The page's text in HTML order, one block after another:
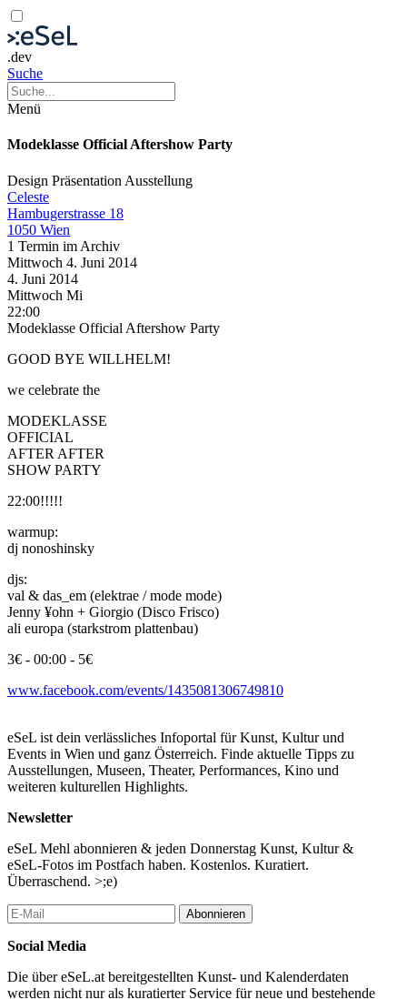
.dev
Suche
Menü
Modeklasse Official Aftershow Party
Design Präsentation Ausstellung
Celeste
Hambugerstrasse 18
1050 Wien
1 Termin im Archiv
Mittwoch 4. Juni 2014
4. Juni 2014
Mittwoch Mi
22:00
Modeklasse Official Aftershow Party
GOOD BYE WILLHELM!
we celebrate the
MODEKLASSE
OFFICIAL
AFTER AFTER
SHOW PARTY
22:00!!!!!
warmup:
dj nonoshinsky
djs:
val & das_em (elektrae / mode mode)
Jenny ¥ohn + Giorgio (Disco Frisco)
ali europa (starkstrom plattenbau)
3€ - 00:00 - 5€
www.facebook.com/events/1435081306749810
eSeL ist dein verlässliches Infoportal für Kunst, Kultur und
Events in Wien und ganz Österreich. Finde aktuelle Tipps zu
Ausstellungen, Museen, Theater, Performances, Kino und
weiteren kulturellen Highlights.
Newsletter
eSeL Mehl abonnieren & jeden Donnerstag Kunst, Kultur &
eSeL-Fotos im Postfach haben. Kostenlos. Kuratiert.
Überraschend. >;e)
Abonnieren
Social Media
Die über eSeL.at bereitgestellten Kunst- und Kalenderdaten
werden nicht nur als kuratierter Service für neue und bestehende